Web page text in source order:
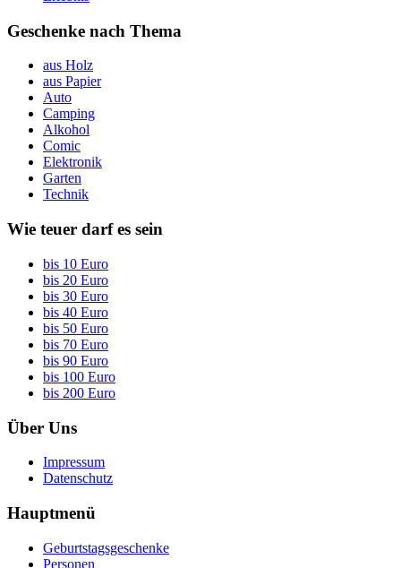
Geschenke nach Thema
aus Holz
aus Papier
Auto
Camping
Alkohol
Comic
Elektronik
Garten
Technik
Wie teuer darf es sein
bis 10 Euro
bis 20 Euro
bis 30 Euro
bis 40 Euro
bis 50 Euro
bis 70 Euro
bis 90 Euro
bis 100 Euro
bis 200 Euro
Über Uns
Impressum
Datenschutz
Hauptmenü
Geburtstagsgeschenke
Personen